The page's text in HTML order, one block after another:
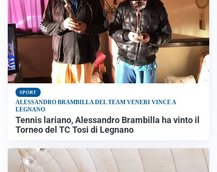
SPORT
ALESSANDRO BRAMBILLA DEL TEAM VENERI VINCE A
LEGNANO
Tennis lariano, Alessandro Brambilla ha vinto il
Torneo del TC Tosi di Legnano